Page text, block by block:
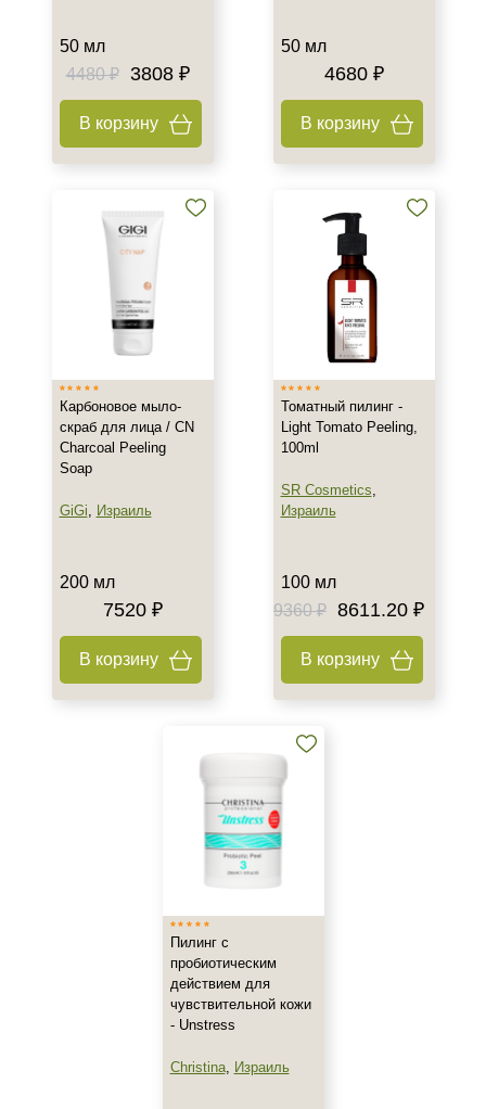
50 мл
4480 ₽
3808 ₽
В корзину
50 мл
4680 ₽
В корзину
Карбоновое мыло-
скраб для лица / CN
Charcoal Peeling
Soap
GiGi, Израиль
200 мл
7520 ₽
В корзину
Томатный пилинг -
Light Tomato Peeling,
100ml
SR Cosmetics,
Израиль
100 мл
9360 ₽ 8611.20 ₽
В корзину
Пилинг с
пробиотическим
действием для
чувствительной кожи
- Unstress
Christina, Израиль